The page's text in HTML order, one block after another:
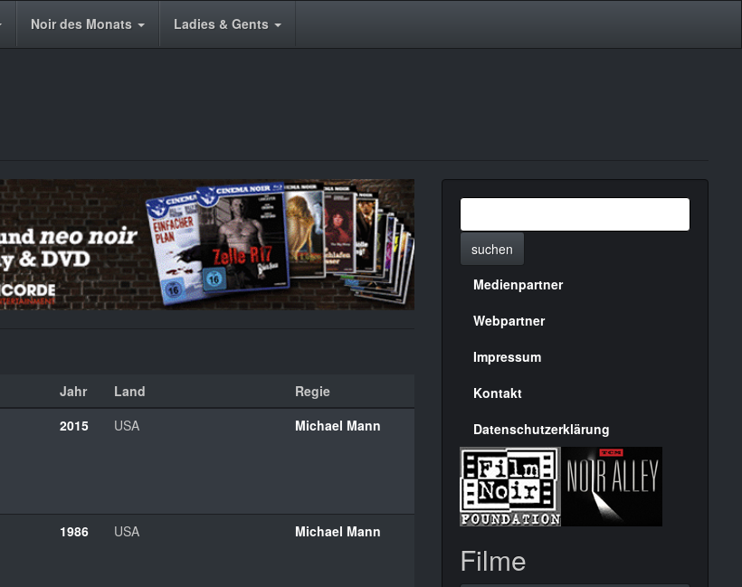
Noir des Monats Ladies & Gents
Jahr Land Regie
2015 USA Michael Mann
1986 USA Michael Mann
suchen
Menülinks
rechte
Seite
Medienpartner
Webpartner
Impressum
Kontakt
Datenschutzerklärung
Filme